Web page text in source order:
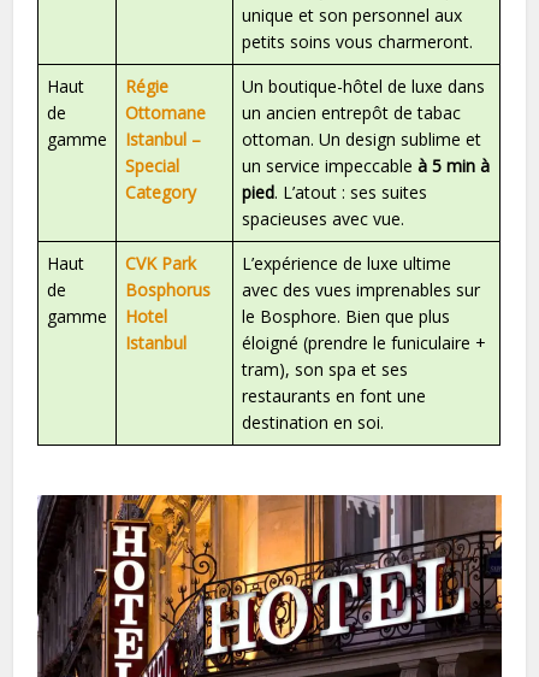
unique et son personnel aux
petits soins vous charmeront.
Haut
de
gamme
Régie
Ottomane
Istanbul –
Special
Category
Un boutique-hôtel de luxe dans
un ancien entrepôt de tabac
ottoman. Un design sublime et
un service impeccableà 5 min à
pied. L’atout : ses suites
spacieuses avec vue.
Haut
de
gamme
CVK Park
Bosphorus
Hotel
Istanbul
L’expérience de luxe ultime
avec des vues imprenables sur
le Bosphore. Bien que plus
éloigné (prendre le funiculaire +
tram), son spa et ses
restaurants en font une
destination en soi.